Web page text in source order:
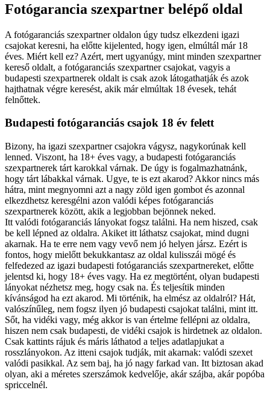
Fotógarancia szexpartner belépő oldal
A fotógaranciás szexpartner oldalon úgy tudsz elkezdeni igazi
csajokat keresni, ha előtte kijelented, hogy igen, elmúltál már 18
éves. Miért kell ez? Azért, mert ugyanúgy, mint minden szexpartner
kereső oldalt, a fotógaranciás szexpartner csajokat, vagyis a
budapesti szexpartnerek oldalt is csak azok látogathatják és azok
hajthatnak végre keresést, akik már elmúltak 18 évesek, tehát
felnőttek.
Budapesti fotógaranciás csajok 18 év felett
Bizony, ha igazi szexpartner csajokra vágysz, nagykorúnak kell
lenned. Viszont, ha 18+ éves vagy, a budapesti fotógaranciás
szexpartnerek tárt karokkal várnak. De úgy is fogalmazhatnánk,
hogy tárt lábakkal várnak. Ugye, te is ezt akarod? Akkor nincs más
hátra, mint megnyomni azt a nagy zöld igen gombot és azonnal
elkezdhetsz keresgélni azon valódi képes fotógaranciás
szexpartnerek között, akik a legjobban bejönnek neked.
Itt valódi fotógaranciás lányokat fogsz találni. Ha nem hiszed, csak
be kell lépned az oldalra. Akiket itt láthatsz csajokat, mind dugni
akarnak. Ha te erre nem vagy vevő nem jó helyen jársz. Ezért is
fontos, hogy mielőtt bekukkantasz az oldal kulisszái mögé és
felfedezed az igazi budapesti fotógaranciás szexpartnereket, előtte
jelentsd ki, hogy 18+ éves vagy. Ha ez megtörtént, olyan budapesti
lányokat nézhetsz meg, hogy csak na. És teljesítik minden
kívánságod ha ezt akarod. Mi történik, ha elmész az oldalról? Hát,
valószínűleg, nem fogsz ilyen jó budapesti csajokat találni, mint itt.
Sőt, ha vidéki vagy, még akkor is van értelme fellépni az oldalra,
hiszen nem csak budapesti, de vidéki csajok is hirdetnek az oldalon.
Csak kattints rájuk és máris láthatod a teljes adatlapjukat a
rosszlányokon. Az itteni csajok tudják, mit akarnak: valódi szexet
valódi pasikkal. Az sem baj, ha jó nagy farkad van. Itt biztosan akad
olyan, aki a méretes szerszámok kedvelője, akár szájba, akár popóba
spriccelnél.